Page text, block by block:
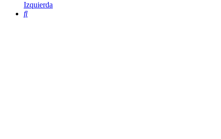
Izquierda
Buscar